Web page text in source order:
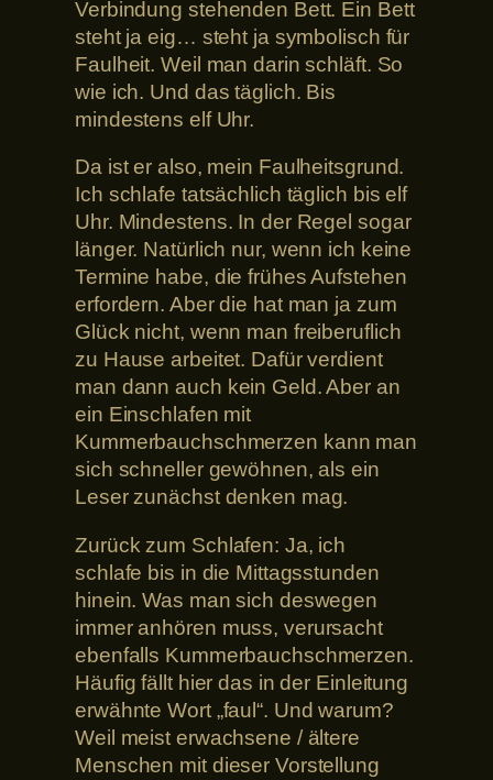
Verbindung stehenden Bett. Ein Bett
steht ja eig… steht ja symbolisch für
Faulheit. Weil man darin schläft. So
wie ich. Und das täglich. Bis
mindestens elf Uhr.
Da ist er also, mein Faulheitsgrund.
Ich schlafe tatsächlich täglich bis elf
Uhr. Mindestens. In der Regel sogar
länger. Natürlich nur, wenn ich keine
Termine habe, die frühes Aufstehen
erfordern. Aber die hat man ja zum
Glück nicht, wenn man freiberuflich
zu Hause arbeitet. Dafür verdient
man dann auch kein Geld. Aber an
ein Einschlafen mit
Kummerbauchschmerzen kann man
sich schneller gewöhnen, als ein
Leser zunächst denken mag.
Zurück zum Schlafen: Ja, ich
schlafe bis in die Mittagsstunden
hinein. Was man sich deswegen
immer anhören muss, verursacht
ebenfalls Kummerbauchschmerzen.
Häufig fällt hier das in der Einleitung
erwähnte Wort „faul“. Und warum?
Weil meist erwachsene / ältere
Menschen mit dieser Vorstellung